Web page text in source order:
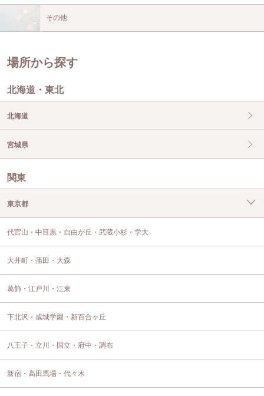
その他
場所から探す
北海道・東北
北海道
宮城県
関東
東京都
代官山・中目黒・自由が丘・武蔵小杉・学大
大井町・蒲田・大森
葛飾・江戸川・江東
下北沢・成城学園・新百合ヶ丘
八王子・立川・国立・府中・調布
新宿・高田馬場・代々木